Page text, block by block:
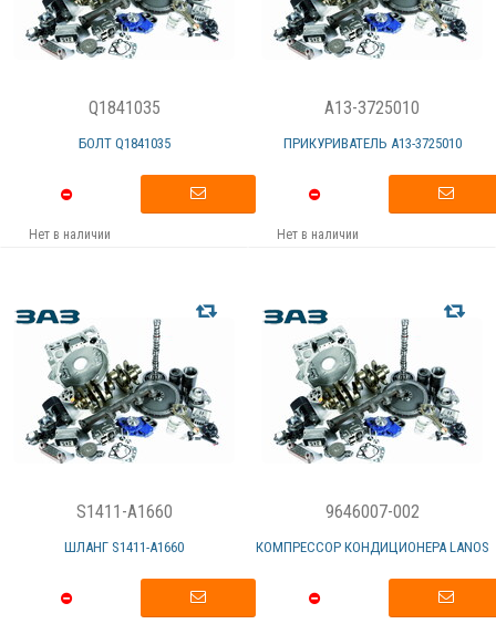
Q1841035
БОЛТ Q1841035
Нет в наличии
A13-3725010
ПРИКУРИВАТЕЛЬ А13-3725010
Нет в наличии
S1411-A1660
ШЛАНГ S1411-А1660
9646007-002
КОМПРЕССОР КОНДИЦИОНЕРА LANOS